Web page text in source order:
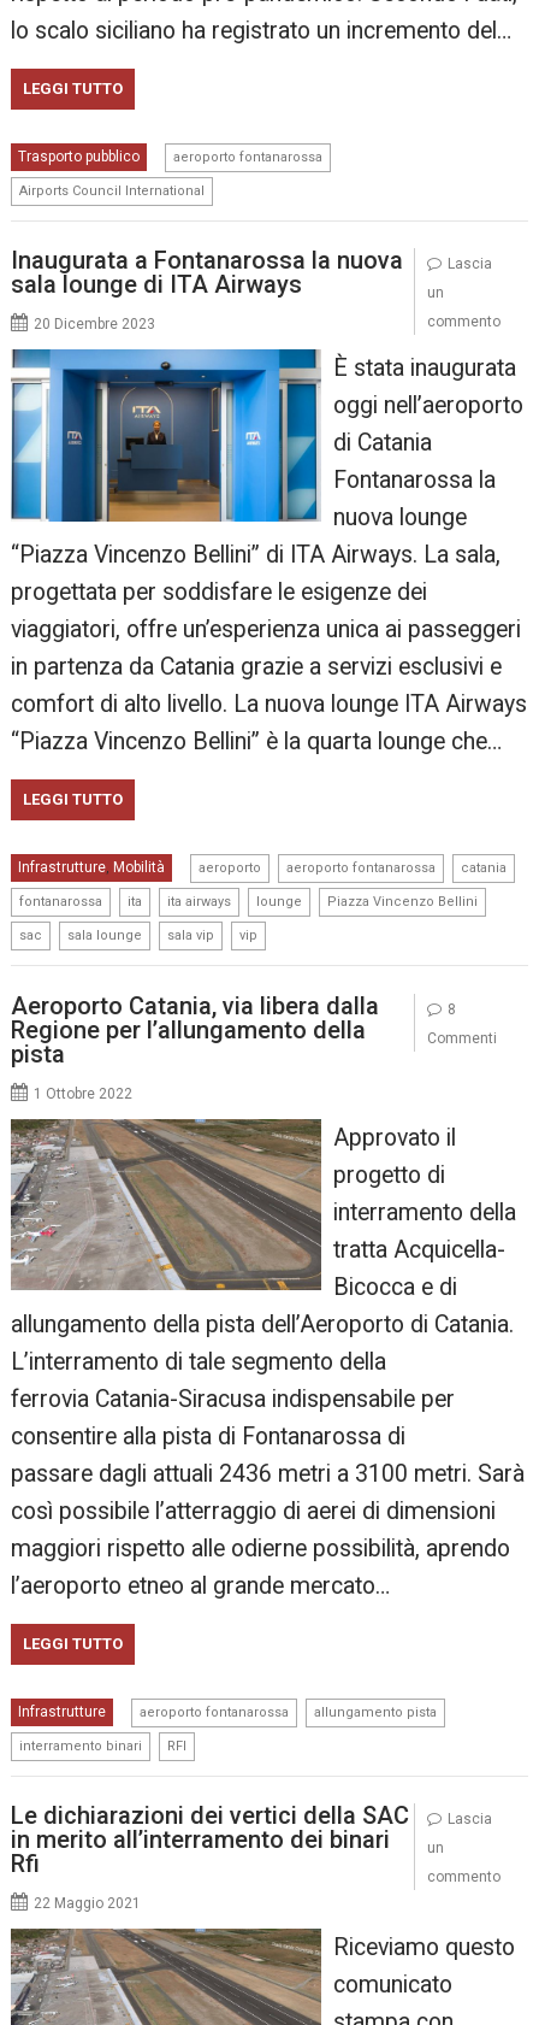
lo scalo siciliano ha registrato un incremento del…
LEGGI TUTTO
Trasporto pubblico aeroporto fontanarossa
Airports Council International
Inaugurata a Fontanarossa la nuova
sala lounge di ITA Airways
20 Dicembre 2023
È stata inaugurata
oggi nell’aeroporto
di Catania
Fontanarossa la
nuova lounge
“Piazza Vincenzo Bellini” di ITA Airways. La sala,
progettata per soddisfare le esigenze dei
viaggiatori, offre un’esperienza unica ai passeggeri
in partenza da Catania grazie a servizi esclusivi e
comfort di alto livello. La nuova lounge ITA Airways
“Piazza Vincenzo Bellini” è la quarta lounge che…
LEGGI TUTTO
Infrastrutture, Mobilità aeroporto aeroporto fontanarossa catania
fontanarossa ita ita airways lounge Piazza Vincenzo Bellini
sac sala lounge sala vip vip
Lascia
un
commento
Aeroporto Catania, via libera dalla
Regione per l’allungamento della
pista
1 Ottobre 2022
Approvato il
progetto di
interramento della
tratta Acquicella-
Bicocca e di
allungamento della pista dell’Aeroporto di Catania.
L’interramento di tale segmento della
ferrovia Catania-Siracusa indispensabile per
consentire alla pista di Fontanarossa di
passare dagli attuali 2436 metri a 3100 metri. Sarà
così possibile l’atterraggio di aerei di dimensioni
maggiori rispetto alle odierne possibilità, aprendo
l’aeroporto etneo al grande mercato…
LEGGI TUTTO
Infrastrutture aeroporto fontanarossa allungamento pista
interramento binari RFI
8
Commenti
Le dichiarazioni dei vertici della SAC
in merito all’interramento dei binari
Rfi
22 Maggio 2021
Riceviamo questo
comunicato
Lascia
un
commento